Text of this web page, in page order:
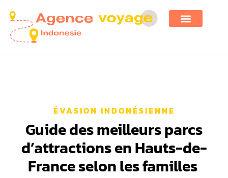
ÉVASION INDONÉSIENNE
Guide des meilleurs parcs
d’attractions en Hauts-de-
France selon les familles